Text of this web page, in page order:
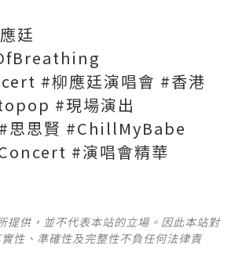
廷
#柳應廷演唱會 #香港
#現場演出
思賢 #ChillMyBabe
#演唱會精華
提供，並不代表本站的立場。因此本站對
性、準確性及完整性不負任何法律責